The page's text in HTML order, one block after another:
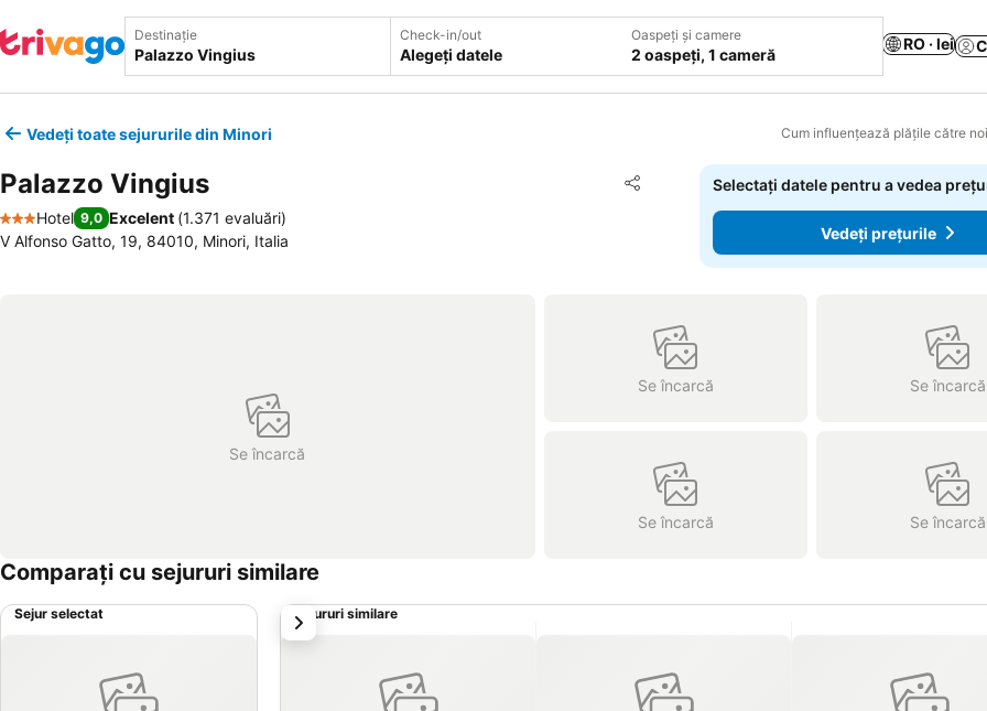
Destinație Check-in/out
Alegeți datele
Oaspeți și camere
2 oaspeți, 1 cameră
RO · lei
Vedeți toate sejururile din Minori Cum influențează plățile către
Palazzo Vingius Distribuiți
Adăugaţi la favorite
3 Stele
Hotel 9,0 Excelent (1.371 evaluări)
V Alfonso Gatto, 19, 84010, Minori, Italia
Selectați datele pentru a vedea
Vedeți prețurile
Se încarcă
Se încarcă Se încarcă
Se încarcă Se încarcă
Comparați cu sejururi similare
Sejur selectat Sejururi similare
următorul